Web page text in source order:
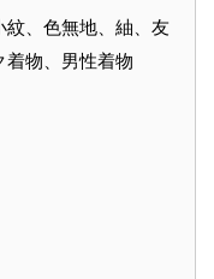
紋、色無地、紬、友
物、男性着物